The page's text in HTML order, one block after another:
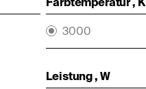
3000
Leistung , W